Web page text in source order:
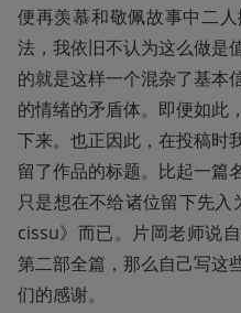
便再羡慕和敬佩故事中二
法，我依旧不认为这么做是
的就是这样一个混杂了基本
的情绪的矛盾体。即便如此
下来。也正因此，在投稿时
留了作品的标题。比起一篇
只是想在不给诸位留下先
cissu》而已。片岡老师说
第二部全篇，那么自己写这
们的感谢。